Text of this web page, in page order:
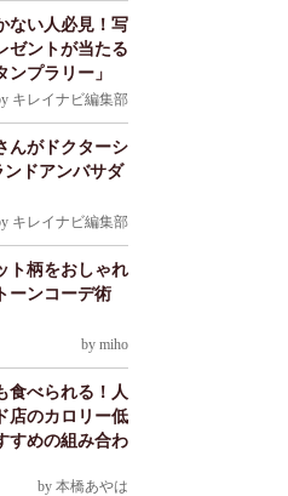
ない人必見！写
ゼントが当たる
ンプラリー」
キレイナビ編集部
んがドクターシ
ドアンバサダ
キレイナビ編集部
ト柄をおしゃれ
ーンコーデ術
by miho
食べられる！人
店のカロリー低
すめの組み合わ
by 本橋あやは